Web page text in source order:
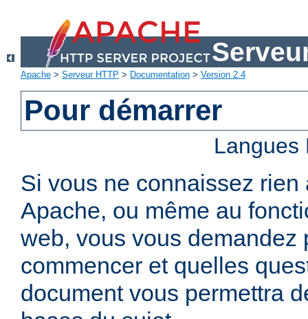
Apache > Serveur HTTP > Documentation > Version 2.4
Pour démarrer
Si vous ne connaissez rien
Apache, ou même au
web, vous vous demandez
commencer et quelles
document vous permettra